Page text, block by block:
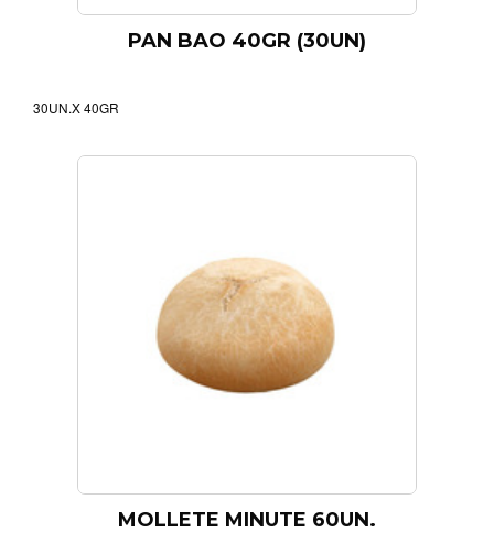
PAN BAO 40GR (30UN)
30UN.X 40GR
MOLLETE MINUTE 60UN.